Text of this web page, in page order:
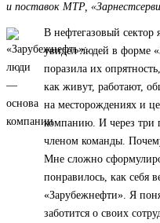
и поставок МТР,
В нефтегазовый
увидел людей в форме
поразила их
как живут, работают,
на месторождениях и
компанию. И через три
членом команды.
Мне сложно
понравилось, как себя
«Зарубежнефти». Я
заботится о своих